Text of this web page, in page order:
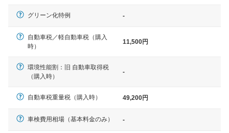
一般的な車体のサイズの目安
軽自動車
グリーン化特例 -
自動車税／軽自動車税（購入
時）
11,500円
環境性能割：旧 自動車取得税
（購入時）
-
自動車税重量税（購入時） 49,200円
車検費用相場（基本料金のみ） -